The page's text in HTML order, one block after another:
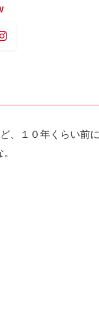
、１０年くらい前